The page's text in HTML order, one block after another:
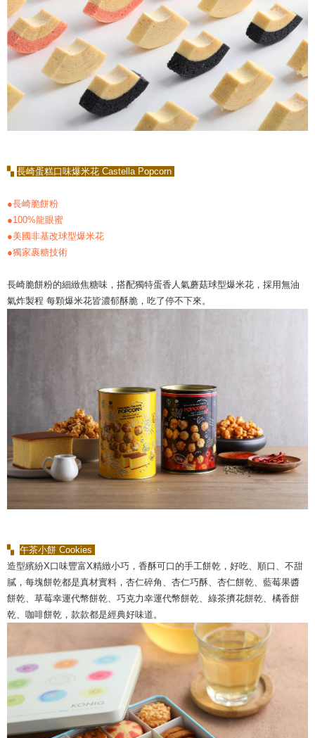
▚ 長崎蛋糕口味爆米花 Castella Popcorn
●長崎脆餅粉
●100%龍眼蜜
●美國非基改球型爆米花
●獨家裹糖技術
長崎脆餅粉的細緻焦糖味，搭配獨特蛋香人氣蘑菇球型爆米花，採用無油
氣炸製程 每顆爆米花皆濃郁酥脆，吃了停不下來。
▚ 午茶小餅 Cookies
造型繽紛X口味豐富X精緻小巧，香酥可口的手工餅乾，好吃、順口、不甜
膩，每塊餅乾都是真材實料，杏仁碎角、杏仁巧酥、杏仁餅乾、藍莓果醬
餅乾、草莓幸運代幣餅乾、巧克力幸運代幣餅乾、綠茶擠花餅乾、橘香餅
乾、咖啡餅乾，款款都是經典好味道。